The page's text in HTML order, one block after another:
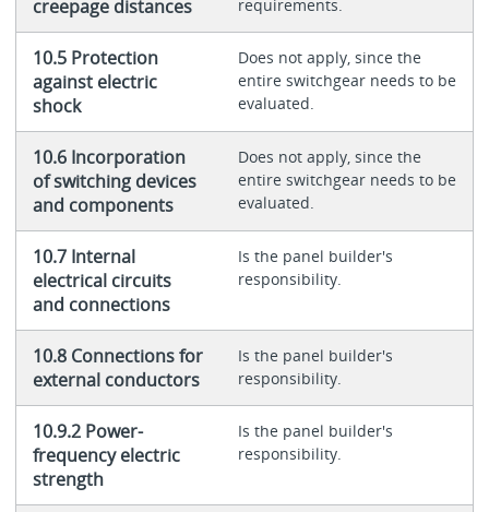
creepage distances
requirements.
10.5 Protection
against electric
shock
Does not apply, since the
entire switchgear needs to be
evaluated.
10.6 Incorporation
of switching devices
and components
Does not apply, since the
entire switchgear needs to be
evaluated.
10.7 Internal
electrical circuits
and connections
Is the panel builder's
responsibility.
10.8 Connections for
external conductors
Is the panel builder's
responsibility.
10.9.2 Power-
frequency electric
strength
Is the panel builder's
responsibility.